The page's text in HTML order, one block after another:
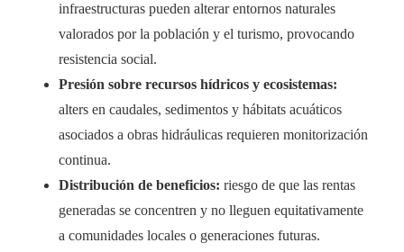
infraestructuras pueden alterar entornos naturales
valorados por la población y el turismo, provocando
resistencia social.
Presión sobre recursos hídricos y ecosistemas:
alters en caudales, sedimentos y hábitats acuáticos
asociados a obras hidráulicas requieren monitorización
continua.
Distribución de beneficios: riesgo de que las rentas
generadas se concentren y no lleguen equitativamente
a comunidades locales o generaciones futuras.